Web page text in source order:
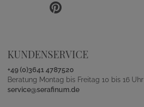
KUNDENSERVICE
+49 (0)3641 4787520
Beratung Montag bis Freitag 10 bis 16 Uhr
service@serafinum.de